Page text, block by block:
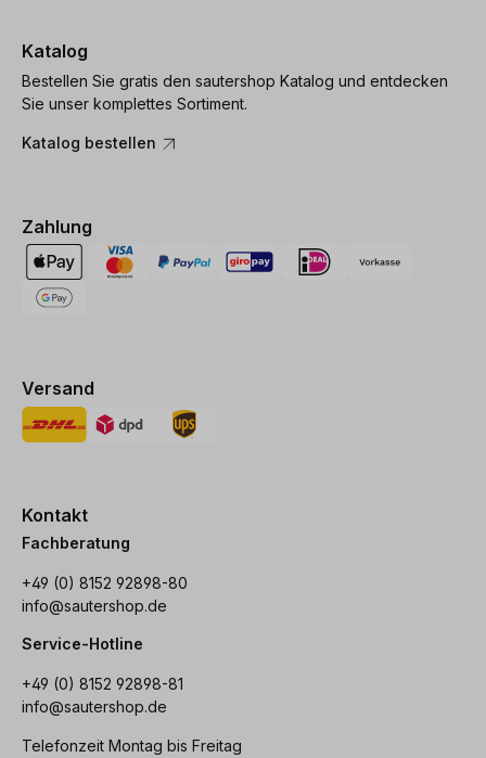
Katalog
Bestellen Sie gratis den sautershop Katalog und entdecken
Sie unser komplettes Sortiment.
Katalog bestellen
Zahlung
Versand
Kontakt
Fachberatung
+49 (0) 8152 92898-80
info@sautershop.de
Service-Hotline
+49 (0) 8152 92898-81
info@sautershop.de
Telefonzeit Montag bis Freitag